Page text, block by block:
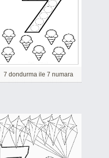
7 dondurma ile 7 numara